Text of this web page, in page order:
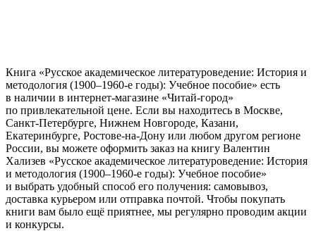
Книга «Русское академическое литературоведение: История и
методология (1900–1960-е годы): Учебное пособие» есть
в наличии в интернет-магазине «Читай-город»
по привлекательной цене. Если вы находитесь в Москве,
Санкт-Петербурге, Нижнем Новгороде, Казани,
Екатеринбурге, Ростове-на-Дону или любом другом регионе
России, вы можете оформить заказ на книгу Валентин
Хализев «Русское академическое литературоведение: История
и методология (1900–1960-е годы): Учебное пособие»
и выбрать удобный способ его получения: самовывоз,
доставка курьером или отправка почтой. Чтобы покупать
книги вам было ещё приятнее, мы регулярно проводим акции
и конкурсы.